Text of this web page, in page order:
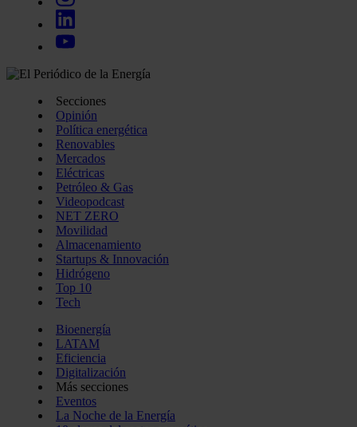
Secciones
Opinión
Política energética
Renovables
Mercados
Eléctricas
Petróleo & Gas
Videopodcast
NET ZERO
Movilidad
Almacenamiento
Startups & Innovación
Hidrógeno
Top 10
Tech
Bioenergía
LATAM
Eficiencia
Digitalización
Más secciones
Eventos
La Noche de la Energía